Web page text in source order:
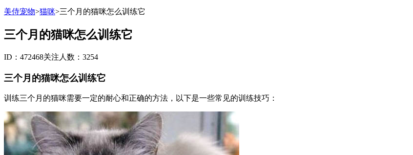
美侍宠物>猫咪>三个月的猫咪怎么训练它
三个月的猫咪怎么训练它
ID：472468关注人数：3254
三个月的猫咪怎么训练它
训练三个月的猫咪需要一定的耐心和正确的方法，以下是一些常见的训练技巧：